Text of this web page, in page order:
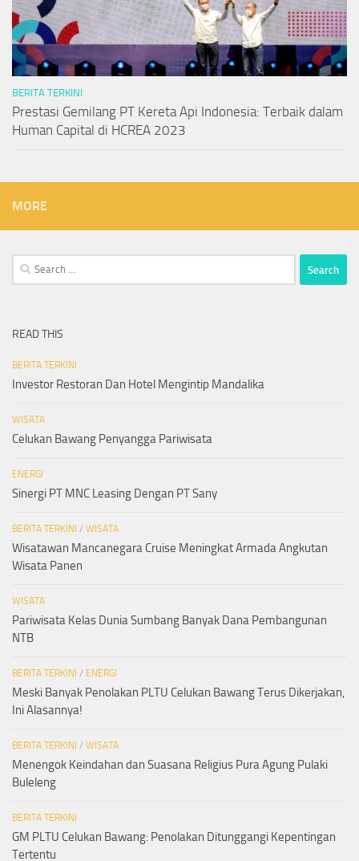
BERITA TERKINI
Prestasi Gemilang PT Kereta Api Indonesia: Terbaik dalam
Human Capital di HCREA 2023
MORE
Search
for:
READ THIS
BERITA TERKINI
Investor Restoran Dan Hotel Mengintip Mandalika
WISATA
Celukan Bawang Penyangga Pariwisata
ENERGI
Sinergi PT MNC Leasing Dengan PT Sany
BERITA TERKINI / WISATA
Wisatawan Mancanegara Cruise Meningkat Armada Angkutan
Wisata Panen
WISATA
Pariwisata Kelas Dunia Sumbang Banyak Dana Pembangunan
NTB
BERITA TERKINI / ENERGI
Meski Banyak Penolakan PLTU Celukan Bawang Terus Dikerjakan,
Ini Alasannya!
BERITA TERKINI / WISATA
Menengok Keindahan dan Suasana Religius Pura Agung Pulaki
Buleleng
BERITA TERKINI
GM PLTU Celukan Bawang: Penolakan Ditunggangi Kepentingan
Tertentu